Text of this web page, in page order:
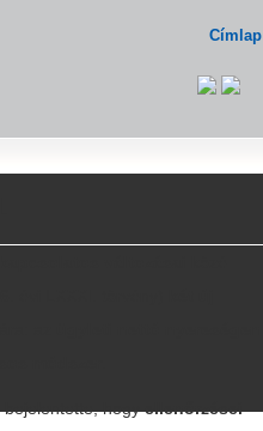
Címlap
bejelentette, hogyellenőrzései